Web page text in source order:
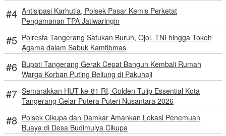
Antisipasi Karhutla, Polsek Pasar Kemis Perketat
Pengamanan TPA Jatiwaringin
Polresta Tangerang Satukan Buruh, Ojol, TNI hingga Tokoh
Agama dalam Sabuk Kamtibmas
Bupati Tangerang Gerak Cepat Bangun Kembali Rumah
Warga Korban Puting Beliung di Pakuhaji
Semarakkan HUT ke-81 RI, Golden Tulip Essential Kota
Tangerang Gelar Putera Puteri Nusantara 2026
Polsek Cikupa dan Damkar Amankan Lokasi Penemuan
Buaya di Desa Budimulya Cikupa